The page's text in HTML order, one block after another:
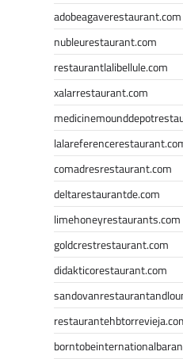
adobeagaverestaurant.com
nubleurestaurant.com
restaurantlalibellule.com
xalarrestaurant.com
comadresrestaurant.com
deltarestaurantde.com
limehoneyrestaurants.com
goldcrestrestaurant.com
didakticorestaurant.com